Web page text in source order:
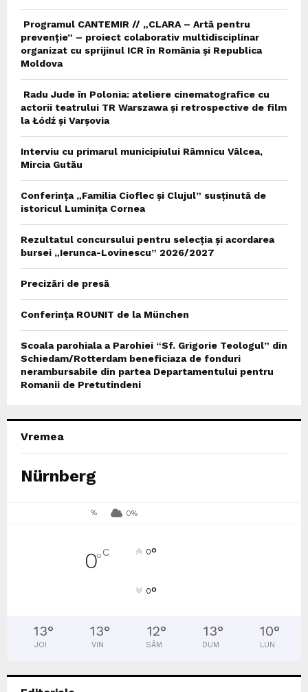
Programul CANTEMIR // „CLARA – Artă pentru
prevenție” – proiect colaborativ multidisciplinar
organizat cu sprijinul ICR în România și Republica
Moldova
Radu Jude în Polonia: ateliere cinematografice cu
actorii teatrului TR Warszawa și retrospective de film
la Łódź și Varșovia
Interviu cu primarul municipiului Râmnicu Vâlcea,
Mircia Gutău
Conferința „Familia Cioflec și Clujul” susținută de
istoricul Luminița Cornea
Rezultatul concursului pentru selecția și acordarea
bursei „Ierunca-Lovinescu” 2026/2027
Precizări de presă
Conferința ROUNIT de la München
Scoala parohiala a Parohiei “Sf. Grigorie Teologul” din
Schiedam/Rotterdam beneficiaza de fonduri
nerambursabile din partea Departamentului pentru
Romanii de Pretutindeni
Vremea
Nürnberg
% 0%
0°C 0°
0°
13°
JOI
13°
VIN
12°
SÂM
13°
DUM
10°
LUN